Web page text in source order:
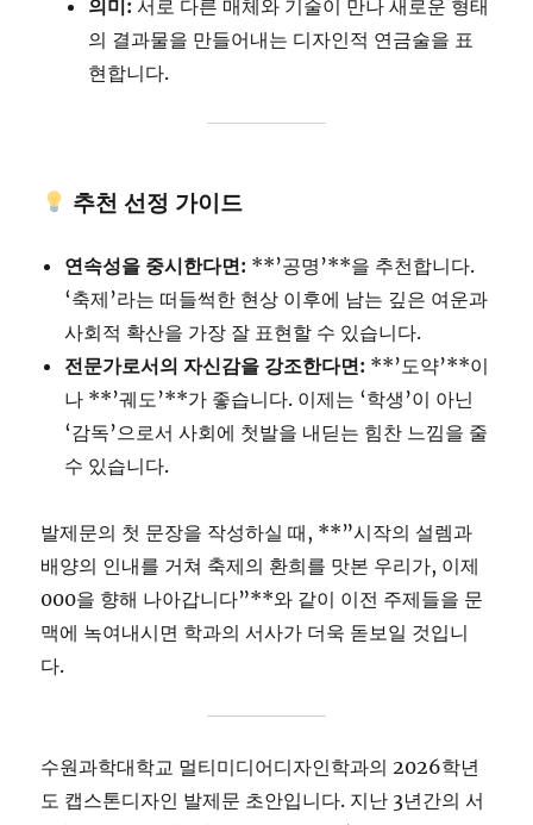
의미: 서로 다른 매체와 기술이 만나 새로운 형태
의 결과물을 만들어내는 디자인적 연금술을 표
현합니다.
추천 선정 가이드
연속성을 중시한다면: **’공명’**을 추천합니다.
‘축제’라는 떠들썩한 현상 이후에 남는 깊은 여운과
사회적 확산을 가장 잘 표현할 수 있습니다.
전문가로서의 자신감을 강조한다면: **’도약’**이
나 **’궤도’**가 좋습니다. 이제는 ‘학생’이 아닌
‘감독’으로서 사회에 첫발을 내딛는 힘찬 느낌을 줄
수 있습니다.
발제문의 첫 문장을 작성하실 때, **”시작의 설렘과
배양의 인내를 거쳐 축제의 환희를 맛본 우리가, 이제
000을 향해 나아갑니다”**와 같이 이전 주제들을 문
맥에 녹여내시면 학과의 서사가 더욱 돋보일 것입니
다.
수원과학대학교 멀티미디어디자인학과의 2026학년
도 캡스톤디자인 발제문 초안입니다. 지난 3년간의 서